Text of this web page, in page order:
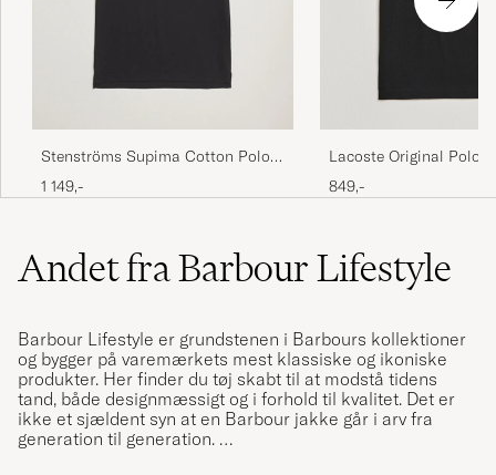
Stenströms Supima Cotton Polo
Shirt Black
1 149,-
Lacoste Original Polo
849,-
Andet fra Barbour Lifestyle
Barbour Lifestyle er grundstenen i Barbours kollektioner
og bygger på varemærkets mest klassiske og ikoniske
produkter. Her finder du tøj skabt til at modstå tidens
tand, både designmæssigt og i forhold til kvalitet. Det er
ikke et sjældent syn at en Barbour jakke går i arv fra
generation til generation.